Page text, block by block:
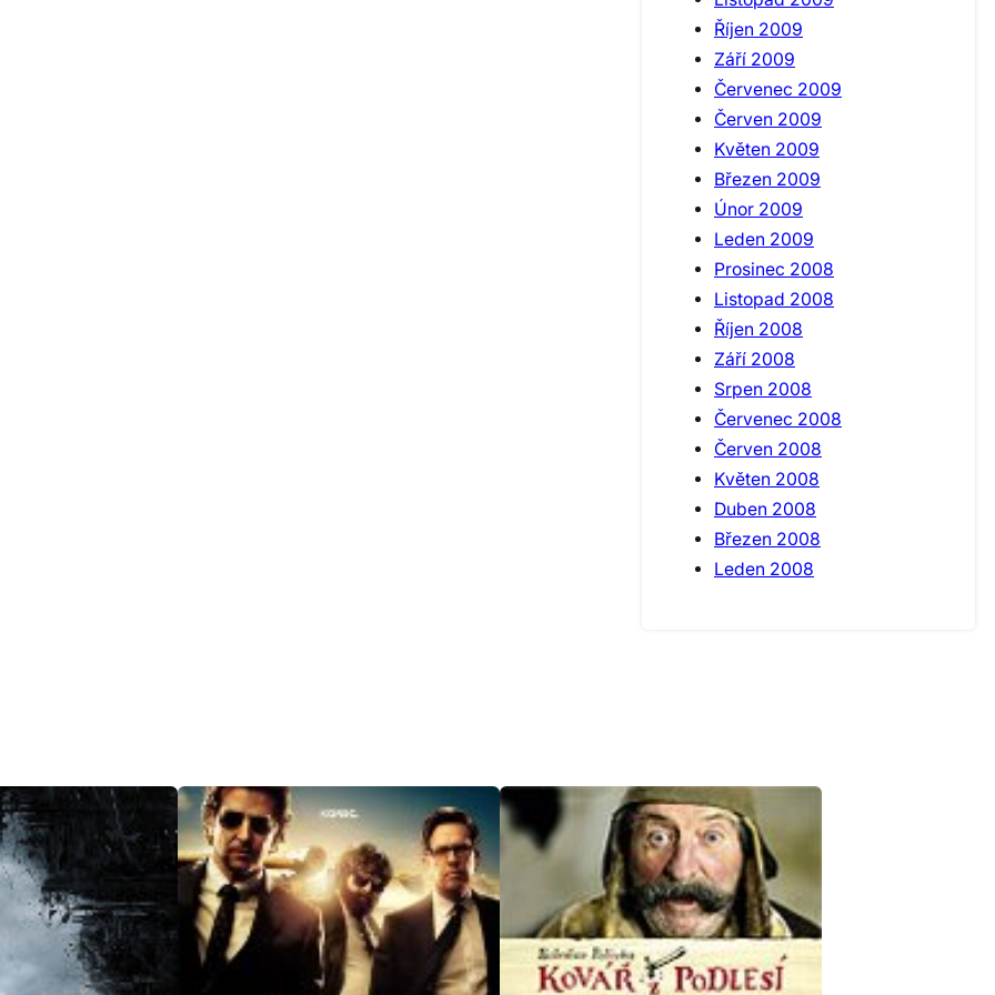
Říjen 2009
Září 2009
Červenec 2009
Červen 2009
Květen 2009
Březen 2009
Únor 2009
Leden 2009
Prosinec 2008
Listopad 2008
Říjen 2008
Září 2008
Srpen 2008
Červenec 2008
Červen 2008
Květen 2008
Duben 2008
Březen 2008
Leden 2008